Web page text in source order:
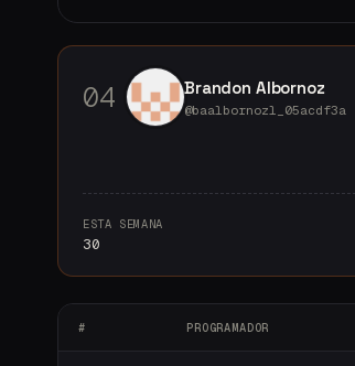
04 Brandon Albornoz
@baalbornozl_05acdf3a
ESTA SEMANA
30
# PROGRAMADOR